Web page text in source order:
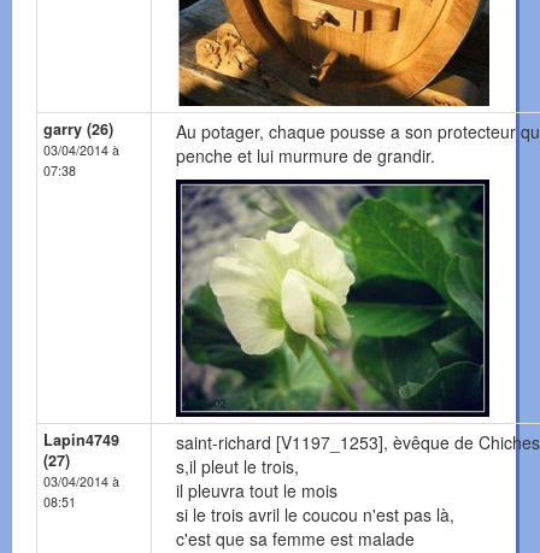
garry (26)
03/04/2014 à
07:38
Au potager, chaque pousse a son protecteur
penche et lui murmure de grandir.
Lapin4749
(27)
03/04/2014 à
08:51
saint-richard [V1197_1253], èvêque de
s,il pleut le trois,
il pleuvra tout le mois
si le trois avril le coucou n'est pas là,
c'est que sa femme est malade